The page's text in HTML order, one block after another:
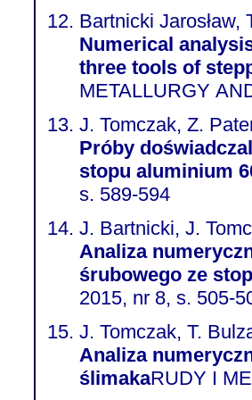
Bartnicki
Numerical
three tools of
METALLURGY
J. Tomczak, Z.
Próby
stopu aluminium
s. 589-594
J. Bartnicki, J.
Analiza
śrubowego ze
2015, nr 8, s. 505-
J. Tomczak, T.
Analiza
ślimakaRUDY I